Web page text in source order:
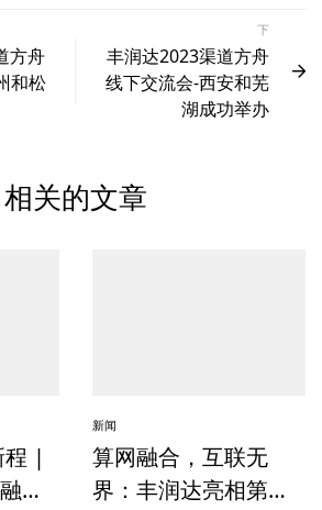
方舟
和松
下
丰润达2023渠道方舟
线下交流会-西安和芜
湖成功举办
相关的文章
程 |
合
新闻
算网融合，互联无
界：丰润达亮相第三